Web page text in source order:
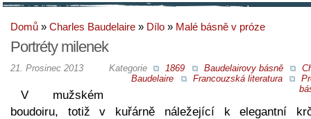
Domů » Charles Baudelaire » Dílo » Malé básně v próze
Portréty milenek
Kategorie 1869 Baudelairovy básně
Baudelaire
Francouzská literatura
21. Prosinec 2013
V mužském
boudoiru, totiž v kuřárně náležející k elegantní